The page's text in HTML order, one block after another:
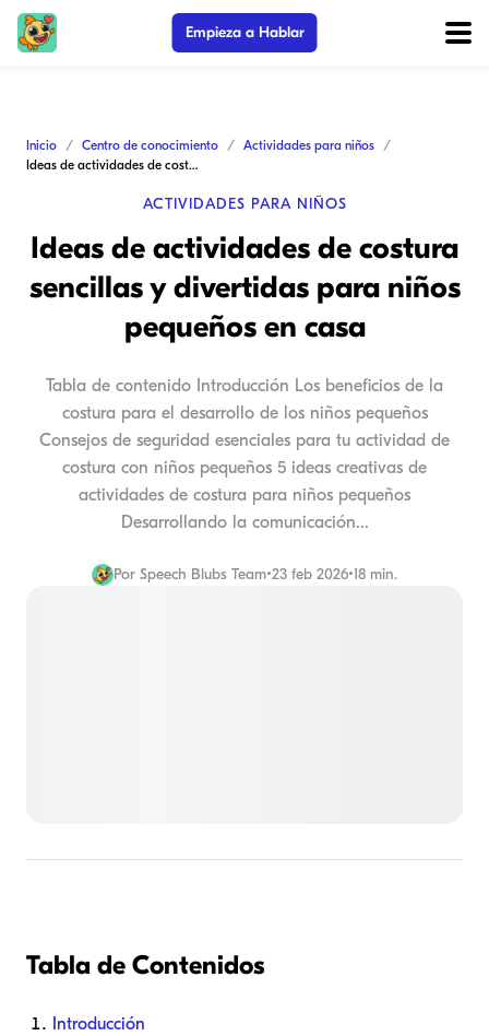
Empieza a Hablar
Inicio Centro de conocimiento
Actividades para niños
Ideas de actividades de costura sencillas y divertidas para niños pequeños en casa
ACTIVIDADES PARA NIÑOS
Ideas de actividades de costura
sencillas y divertidas para niños
pequeños en casa
Tabla de contenido Introducción Los beneficios de la
costura para el desarrollo de los niños pequeños
Consejos de seguridad esenciales para tu actividad de
costura con niños pequeños 5 ideas creativas de
actividades de costura para niños pequeños
Desarrollando la comunicación...
Por Speech Blubs Team•23 feb 2026•18 min.
Tabla de Contenidos
Introducción